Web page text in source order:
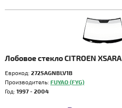
Лобовое стекло CITROEN XSARA
Еврокод: 2725AGNBLV1B
Производитель: FUYAO (FYG)
Год: 1997 - 2004